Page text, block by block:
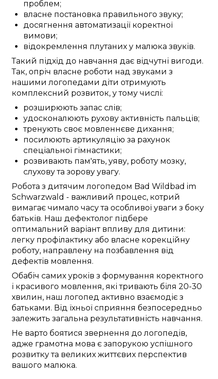
проблем;
власне постановка правильного звуку;
досягнення автоматизації коректної
вимови;
відокремлення плутаних у малюка звуків.
Такий підхід до навчання дає відчутні вигоди.
Так, опріч власне роботи над звуками з
нашимилогопедами діти отримують
комплексний розвиток, у тому числі:
розширюють запас слів;
удосконалюють рухову активність пальців;
тренують своє мовленнєве дихання;
посилюють артикуляцію за рахунок
спеціальної гімнастики;
розвивають пам'ять, уяву, роботу мозку,
слухову та зорову увагу.
Робота з дитячим логопедом Bad Wildbad im
Schwarzwald - важливий процес, котрий
вимагає чимало часута особливої уваги з боку
батьків. Наш дефектолог підбере
оптимальний варіантвпливу для дитини:
легку профілактику або власне корекційну
роботу, направлену на позбавлення від
дефектів мовлення.
Обабіч самих уроків з формування коректного
і красивого мовлення, які тривають біля 20-30
хвилин, наш логопед активно взаємодіє з
батьками. Від їхньої сприяння безпосередньо
залежить загальна результативність навчання.
Не варто боятися звернення дологопедів,
адже грамотна мова є запорукою успішного
розвитку та великих життєвих перспектив
вашого малюка.